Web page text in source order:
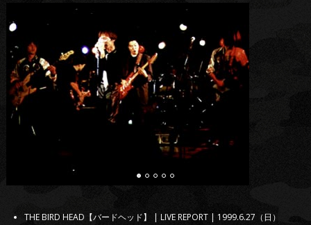
THE BIRD HEAD【バードヘッド】 | LIVE REPORT | 1999.6.27（日）